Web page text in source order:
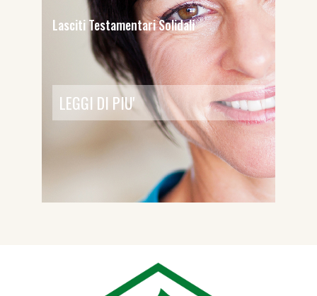
Lasciti Testamentari Solidali
LEGGI DI PIU'